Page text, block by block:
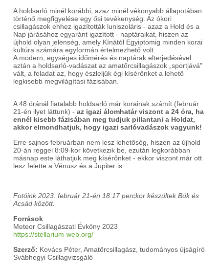
A holdsarló minél korábbi, azaz minél vékonyabb állapotában
történő megfigyelése egy ősi tevékenység. Az ókori
csillagászok ehhez igazították luniszoláris - azaz a Hold és a
Nap járásához egyaránt igazított - naptáraikat, hiszen az
újhold olyan jelenség, amely Kínától Egyiptomig minden korai
kultúra számára egyformán értelmezhető volt.
A modern, egységes időmérés és naptárak elterjedésével
aztán a holdsarló-vadászat az amatőrcsillagászok „sportjává"
vált, a feladat az, hogy észleljük égi kísérőnket a lehető
legkisebb megvilágítási fázisában.
A 48 óránál fiatalabb holdsarló már korainak számít (február
21-én ilyet láttunk) - az igazi álomhatár viszont a 24 óra, ha
ennél kisebb fázisában meg tudjuk pillantani a Holdat,
akkor elmondhatjuk, hogy igazi sarlóvadászok vagyunk!
Erre sajnos februárban nem lesz lehetőség, hiszen az újhold
20-án reggel 8:09-kor következik be, ezután legkorábban
másnap este láthatjuk meg kísérőnket - ekkor viszont már ott
lesz felette a Vénusz és a Jupiter is.
Fotóink 2023. február 21-én 18:17 perckor készültek Bük és
Acsád között.
Források
Meteor Csillagászati Évköny 2023
https://stellarium-web.org/
Szerző: Kovács Péter, Amatőrcsillagász, tudományos újságíró
Svábhegyi Csillagvizsgáló